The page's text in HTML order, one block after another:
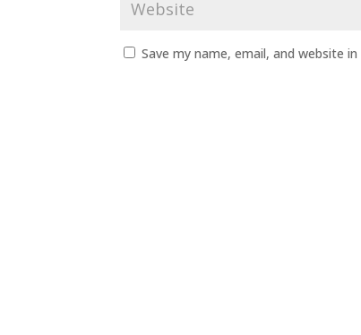
Save my name, email, and website